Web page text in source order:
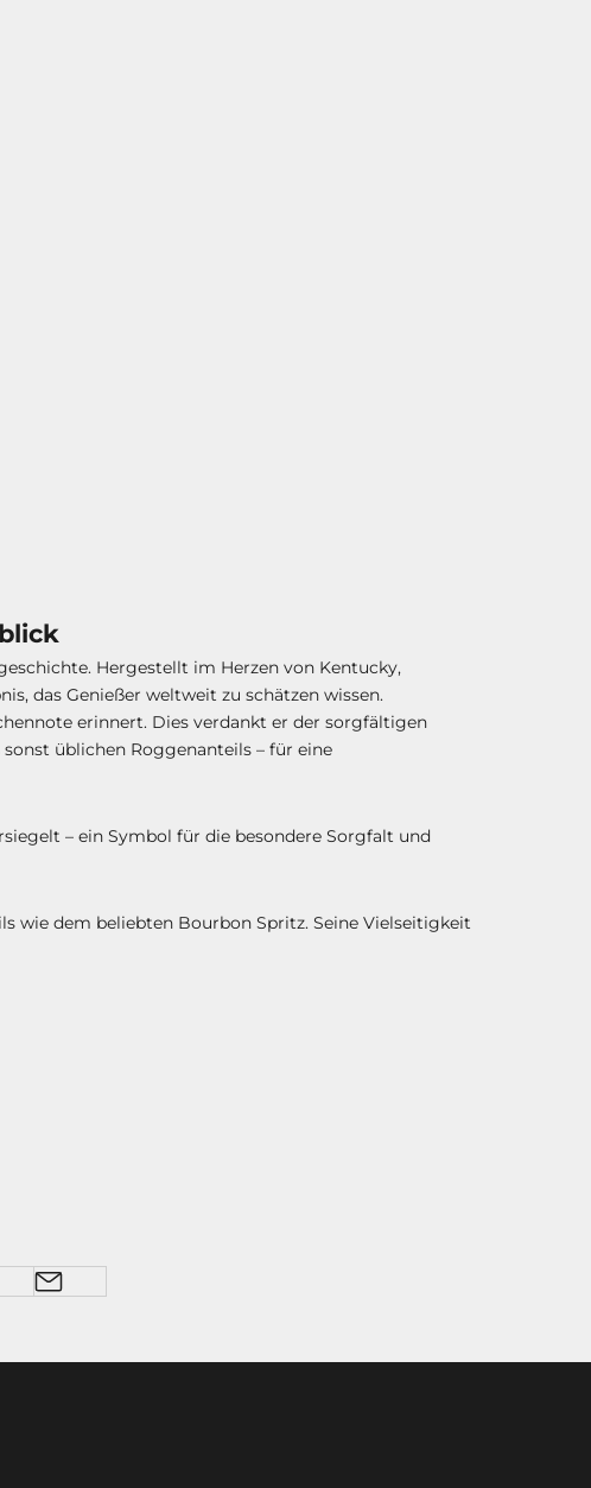
Hergestellt im Herzen von Kentucky,
das Genießer weltweit zu schätzen wissen.
erinnert. Dies verdankt er der sorgfältigen
üblichen Roggenanteils – für eine
– ein Symbol für die besondere Sorgfalt und
wie dem beliebten Bourbon Spritz. Seine Vielseitigkeit